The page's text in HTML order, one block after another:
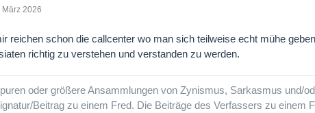
März 2026
reichen schon die callcenter wo man sich teilweise echt mühe
richtig zu verstehen und verstanden zu werden.
oder größere Ansammlungen von Zynismus, Sarkasmus und/
Beitrag zu einem Fred. Die Beiträge des Verfassers zu einem